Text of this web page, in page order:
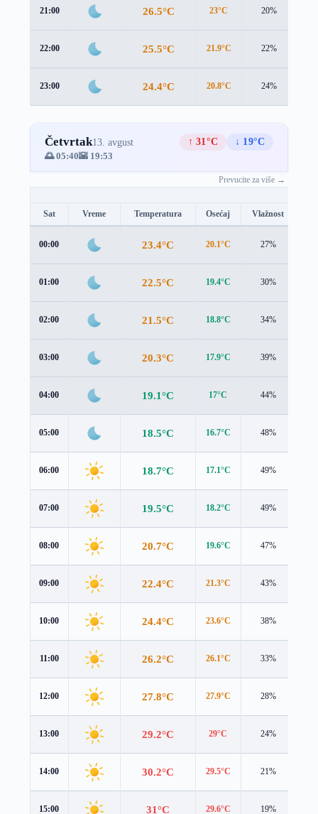
21:00 26.5°C 23°C 20%
22:00 25.5°C 21.9°C 22%
23:00 24.4°C 20.8°C 24%
Četvrtak13. avgust ↑ 31°C
↓ 19°C
🌅 05:40🌇 19:53
Prevucite za više →
Sat Vreme Temperatura Osećaj Vlažnost
00:00 23.4°C 20.1°C 27%
01:00 22.5°C 19.4°C 30%
02:00 21.5°C 18.8°C 34%
03:00 20.3°C 17.9°C 39%
04:00 19.1°C 17°C 44%
05:00 18.5°C 16.7°C 48%
06:00 18.7°C 17.1°C 49%
07:00 19.5°C 18.2°C 49%
08:00 20.7°C 19.6°C 47%
09:00 22.4°C 21.3°C 43%
10:00 24.4°C 23.6°C 38%
11:00 26.2°C 26.1°C 33%
12:00 27.8°C 27.9°C 28%
13:00 29.2°C 29°C 24%
14:00 30.2°C 29.5°C 21%
15:00 31°C 29.6°C 19%